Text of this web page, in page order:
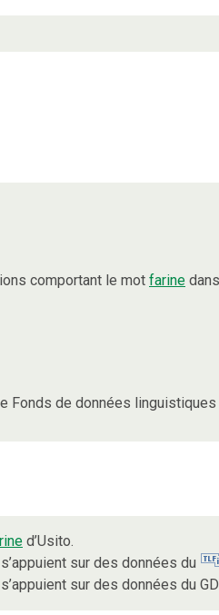
comportant le mot farine
Fonds de données linguistiques
d’Usito.
sur des données du
sur des données du